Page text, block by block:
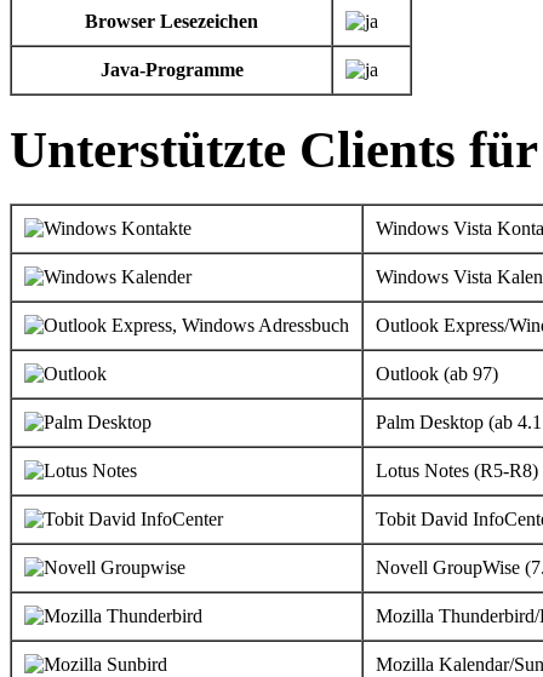
Browser Lesezeichen
Java-Programme
Unterstützte Clients
Windows Vista
Windows Vista
Outlook Express/
Outlook (ab 97)
Palm Desktop (ab
Lotus Notes (R5-R8)
Tobit David
Novell GroupWise
Mozilla
Mozilla Kalendar/